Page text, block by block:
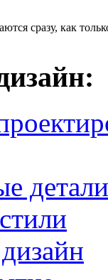
сразу, как
детали